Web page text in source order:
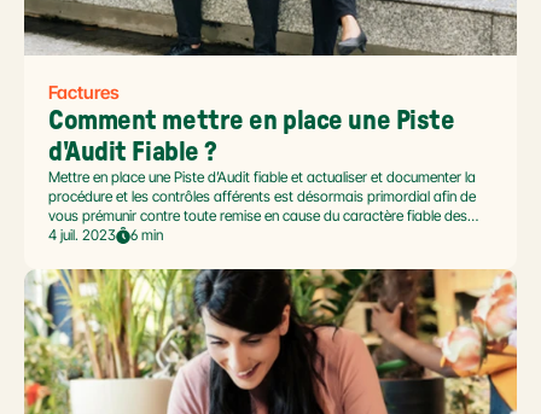
Factures
Comment mettre en place une Piste
d'Audit Fiable ?
Mettre en place une Piste d’Audit fiable et actualiser et documenter la
procédure et les contrôles afférents est désormais primordial afin de
vous prémunir contre toute remise en cause du caractère fiable des
déclarations fiscales et de la comptabilité de son entreprise. Voici
4 juil. 2023 6 min